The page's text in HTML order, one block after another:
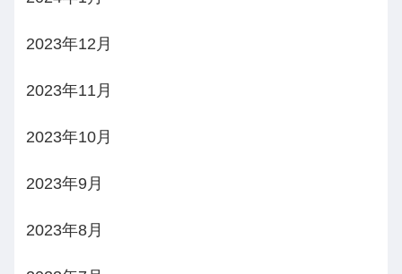
2023年12月
2023年11月
2023年10月
2023年9月
2023年8月